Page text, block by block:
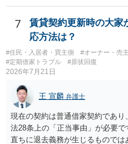
た理由は気になるところですが
います。
7
賃貸契約更新時の大家
応方法は？
#住民・入居者・買主側 #オーナー・売
#定期借家トラブル
#原状回復
2026年7月21日
王 宣麟 弁護士
現在の契約は普通借家契約であ
法28条上の「正当事由」が必要で
直ちに退去義務が生じるもので